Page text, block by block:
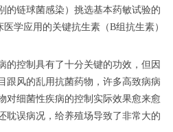
的链球菌感染）挑选基本药敏试验的
学应用的关键抗生素（B组抗生素）
的控制具有了十分关键的功效，但因
跟风的乱用抗菌药物，许多高致病病
对细菌性疾病的控制实际效果愈来愈
耽误病况，给养殖场导致了非常大的